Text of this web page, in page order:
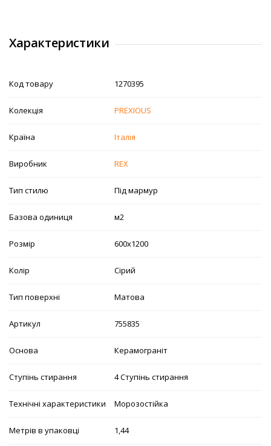
Характеристики
Код товару 1270395
Колекція PREXIOUS
Країна Італія
Виробник REX
Тип стилю Під мармур
Базова одиниця м2
Розмір 600х1200
Колір Сірий
Тип поверхні Матова
Артикул 755835
Основа Керамограніт
Ступінь стирання 4 Ступінь стирання
Технічні характеристики Морозостійка
Метрів в упаковці 1,44